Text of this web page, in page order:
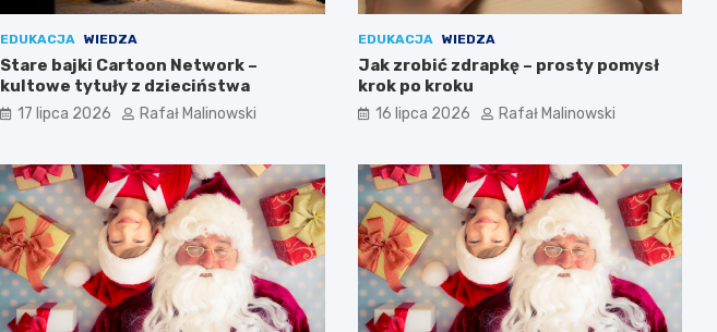
EDUKACJA WIEDZA
Stare bajki Cartoon Network –
kultowe tytuły z dzieciństwa
17 lipca 2026 Rafał Malinowski
EDUKACJA WIEDZA
Jak zrobić zdrapkę – prosty pomysł
krok po kroku
16 lipca 2026 Rafał Malinowski